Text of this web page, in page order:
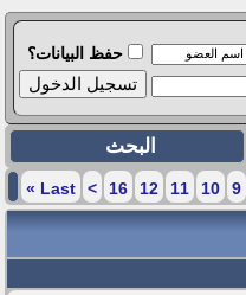
حفظ البيانات؟
البحث
9
10
11
12
16
>
Last
»